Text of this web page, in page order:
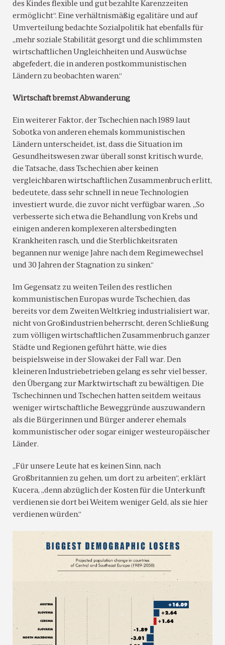
des Kindes flexible und gut bezahlte Karenzzeiten
ermöglicht“. Eine verhältnismäßig egalitäre und auf
Umverteilung bedachte Sozialpolitik hat ebenfalls für
„mehr soziale Stabilität gesorgt und die schlimmsten
wirtschaftlichen Ungleichheiten und Auswüchse
abgefedert, die in anderen postkommunistischen
Ländern zu beobachten waren.“
Wirtschaft bremst Abwanderung
Ein weiterer Faktor, der Tschechien nach 1989 laut
Sobotka von anderen ehemals kommunistischen
Ländern unterscheidet, ist, dass die Situation im
Gesundheitswesen zwar überall sonst kritisch wurde,
die Tatsache, dass Tschechien aber keinen
vergleichbaren wirtschaftlichen Zusammenbruch erlitt,
bedeutete, dass sehr schnell in neue Technologien
investiert wurde, die zuvor nicht verfügbar waren. „So
verbesserte sich etwa die Behandlung von Krebs und
einigen anderen komplexeren altersbedingten
Krankheiten rasch, und die Sterblichkeitsraten
begannen nur wenige Jahre nach dem Regimewechsel
und 30 Jahren der Stagnation zu sinken.“
Im Gegensatz zu weiten Teilen des restlichen
kommunistischen Europas wurde Tschechien, das
bereits vor dem Zweiten Weltkrieg industrialisiert war,
nicht von Großindustrien beherrscht, deren Schließung
zum völligen wirtschaftlichen Zusammenbruch ganzer
Städte und Regionen geführt hätte, wie dies
beispielsweise in der Slowakei der Fall war. Den
kleineren Industriebetrieben gelang es sehr viel besser,
den Übergang zur Marktwirtschaft zu bewältigen. Die
Tschechinnen und Tschechen hatten seitdem weitaus
weniger wirtschaftliche Beweggründe auszuwandern
als die Bürgerinnen und Bürger anderer ehemals
kommunistischer oder sogar einiger westeuropäischer
Länder.
„Für unsere Leute hat es keinen Sinn, nach
Großbritannien zu gehen, um dort zu arbeiten“, erklärt
Kucera, „denn abzüglich der Kosten für die Unterkunft
verdienen sie dort bei Weitem weniger Geld, als sie hier
verdienen würden.“